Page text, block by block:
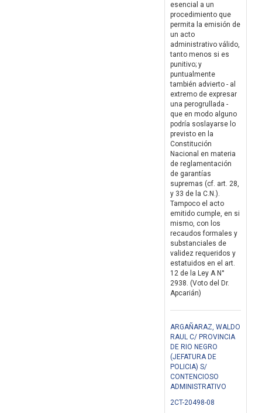
esencial a un
procedimiento que
permita la emisión de
un acto
administrativo válido,
tanto menos si es
punitivo; y
puntualmente
también advierto - al
extremo de expresar
una perogrullada -
que en modo alguno
podría soslayarse lo
previsto en la
Constitución
Nacional en materia
de reglamentación
de garantías
supremas (cf. art. 28,
y 33 de la C.N.).
Tampoco el acto
emitido cumple, en si
mismo, con los
recaudos formales y
substanciales de
validez requeridos y
estatuidos en el art.
12 de la Ley A N°
2938. (Voto del Dr.
Apcarián)
ARGAÑARAZ, WALDO
RAUL C/ PROVINCIA
DE RIO NEGRO
(JEFATURA DE
POLICIA) S/
CONTENCIOSO
ADMINISTRATIVO
2CT-20498-08